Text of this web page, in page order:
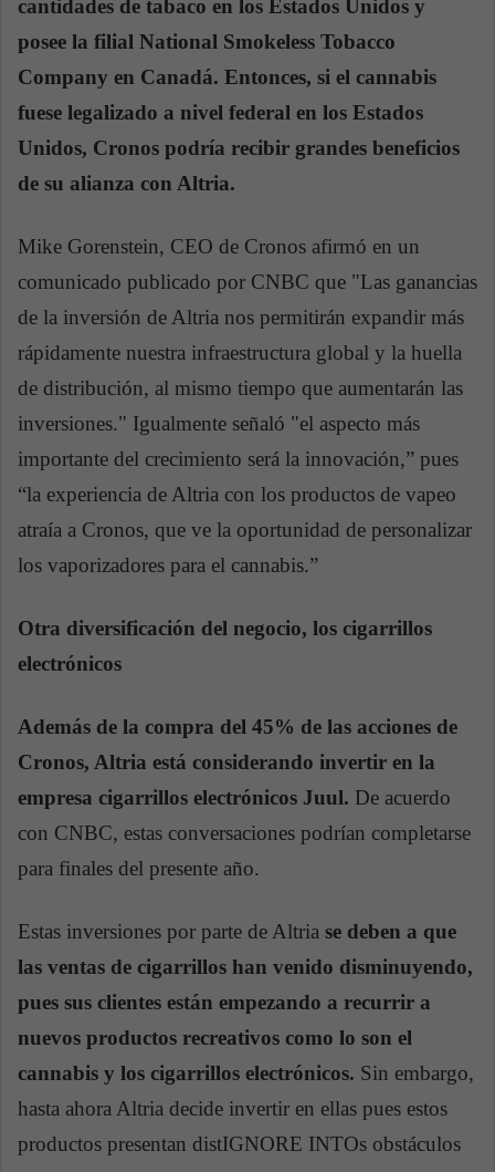
cantidades de tabaco en los Estados Unidos y
posee la filial National Smokeless Tobacco
Company en Canadá. Entonces, si el cannabis
fuese legalizado a nivel federal en los Estados
Unidos, Cronos podría recibir grandes beneficios
de su alianza con Altria.
Mike Gorenstein, CEO de Cronos afirmó en un
comunicado publicado por CNBC que "Las ganancias
de la inversión de Altria nos permitirán expandir más
rápidamente nuestra infraestructura global y la huella
de distribución, al mismo tiempo que aumentarán las
inversiones." Igualmente señaló "el aspecto más
importante del crecimiento será la innovación,” pues
“la experiencia de Altria con los productos de vapeo
atraía a Cronos, que ve la oportunidad de personalizar
los vaporizadores para el cannabis.”
Otra diversificación del negocio, los cigarrillos
electrónicos
Además de la compra del 45% de las acciones de
Cronos, Altria está considerando invertir en la
empresa cigarrillos electrónicos Juul. De acuerdo
con CNBC, estas conversaciones podrían completarse
para finales del presente año.
Estas inversiones por parte de Altria se deben a que
las ventas de cigarrillos han venido disminuyendo,
pues sus clientes están empezando a recurrir a
nuevos productos recreativos como lo son el
cannabis y los cigarrillos electrónicos. Sin embargo,
hasta ahora Altria decide invertir en ellas pues estos
productos presentan distIGNORE INTOs obstáculos